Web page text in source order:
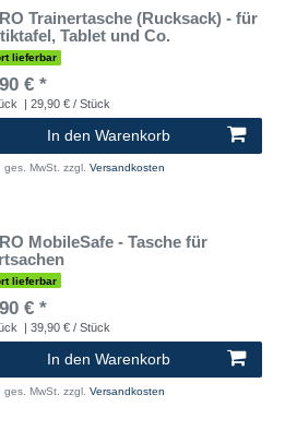
Trainertasche (Rucksack) - für
Tablet und Co.
lieferbar
€ *
| 29,90 € / Stück
In den Warenkorb
ges. MwSt. zzgl. Versandkosten
MobileSafe - Tasche für
lieferbar
€ *
| 39,90 € / Stück
In den Warenkorb
ges. MwSt. zzgl. Versandkosten